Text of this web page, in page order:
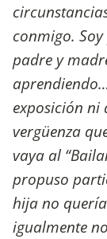
conmigo.
padre y
exposición ni
vergüenza
vaya al
propuso
hija no
igualmente